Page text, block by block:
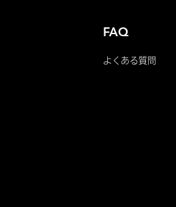
FAQ
よくある質問